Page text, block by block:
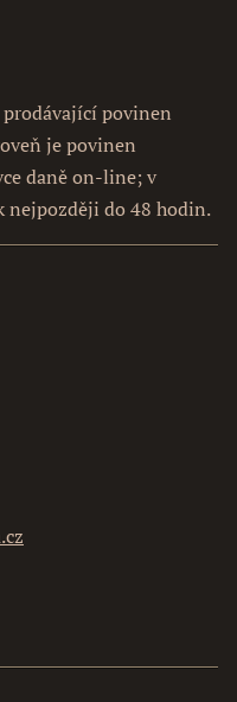
povinen
je povinen
daně on-line; v
nejpozději do 48 hodin.